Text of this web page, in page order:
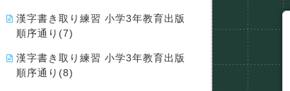
漢字書き取り練習 小学3年教育出版
順序通り(7)
漢字書き取り練習 小学3年教育出版
順序通り(8)